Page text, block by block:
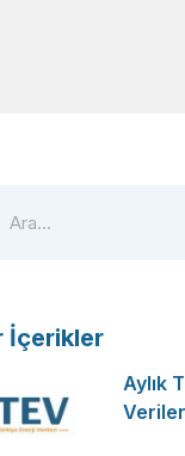
İçerikler
Aylık